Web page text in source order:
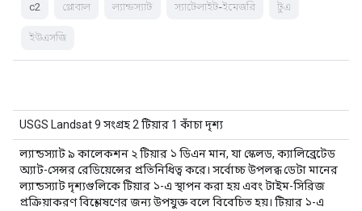
c2 গ্লোবাল ল্যান্ডস্যাট স্যাটেলাইট-ইমেজরি টুএ
ইউএসজি
USGS Landsat 9 সংগ্রহ 2 টিয়ার 1 কাঁচা দৃশ্য
ল্যান্ডস্যাট ৯ কালেকশন ২ টিয়ার ১ ডিএন মান, যা স্কেলড, ক্যালিব্রেটেড
অ্যাট-সেন্সর রেডিয়েন্সের প্রতিনিধিত্ব করে। সর্বোচ্চ উপলব্ধ ডেটা মানের
ল্যান্ডস্যাট দৃশ্যগুলিকে টিয়ার ১-এ স্থাপন করা হয় এবং টাইম-সিরিজ
প্রক্রিয়াকরণ বিশ্লেষণের জন্য উপযুক্ত বলে বিবেচিত হয়। টিয়ার ১-এ